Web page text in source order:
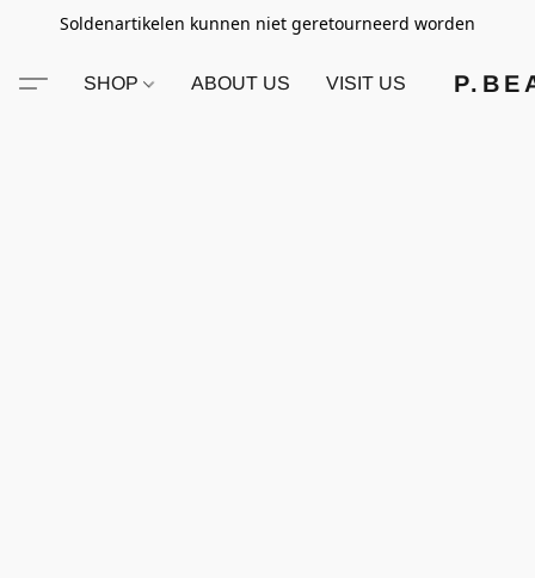
Soldenartikelen kunnen niet geretourneerd worden
SHOP ABOUT US VISIT US